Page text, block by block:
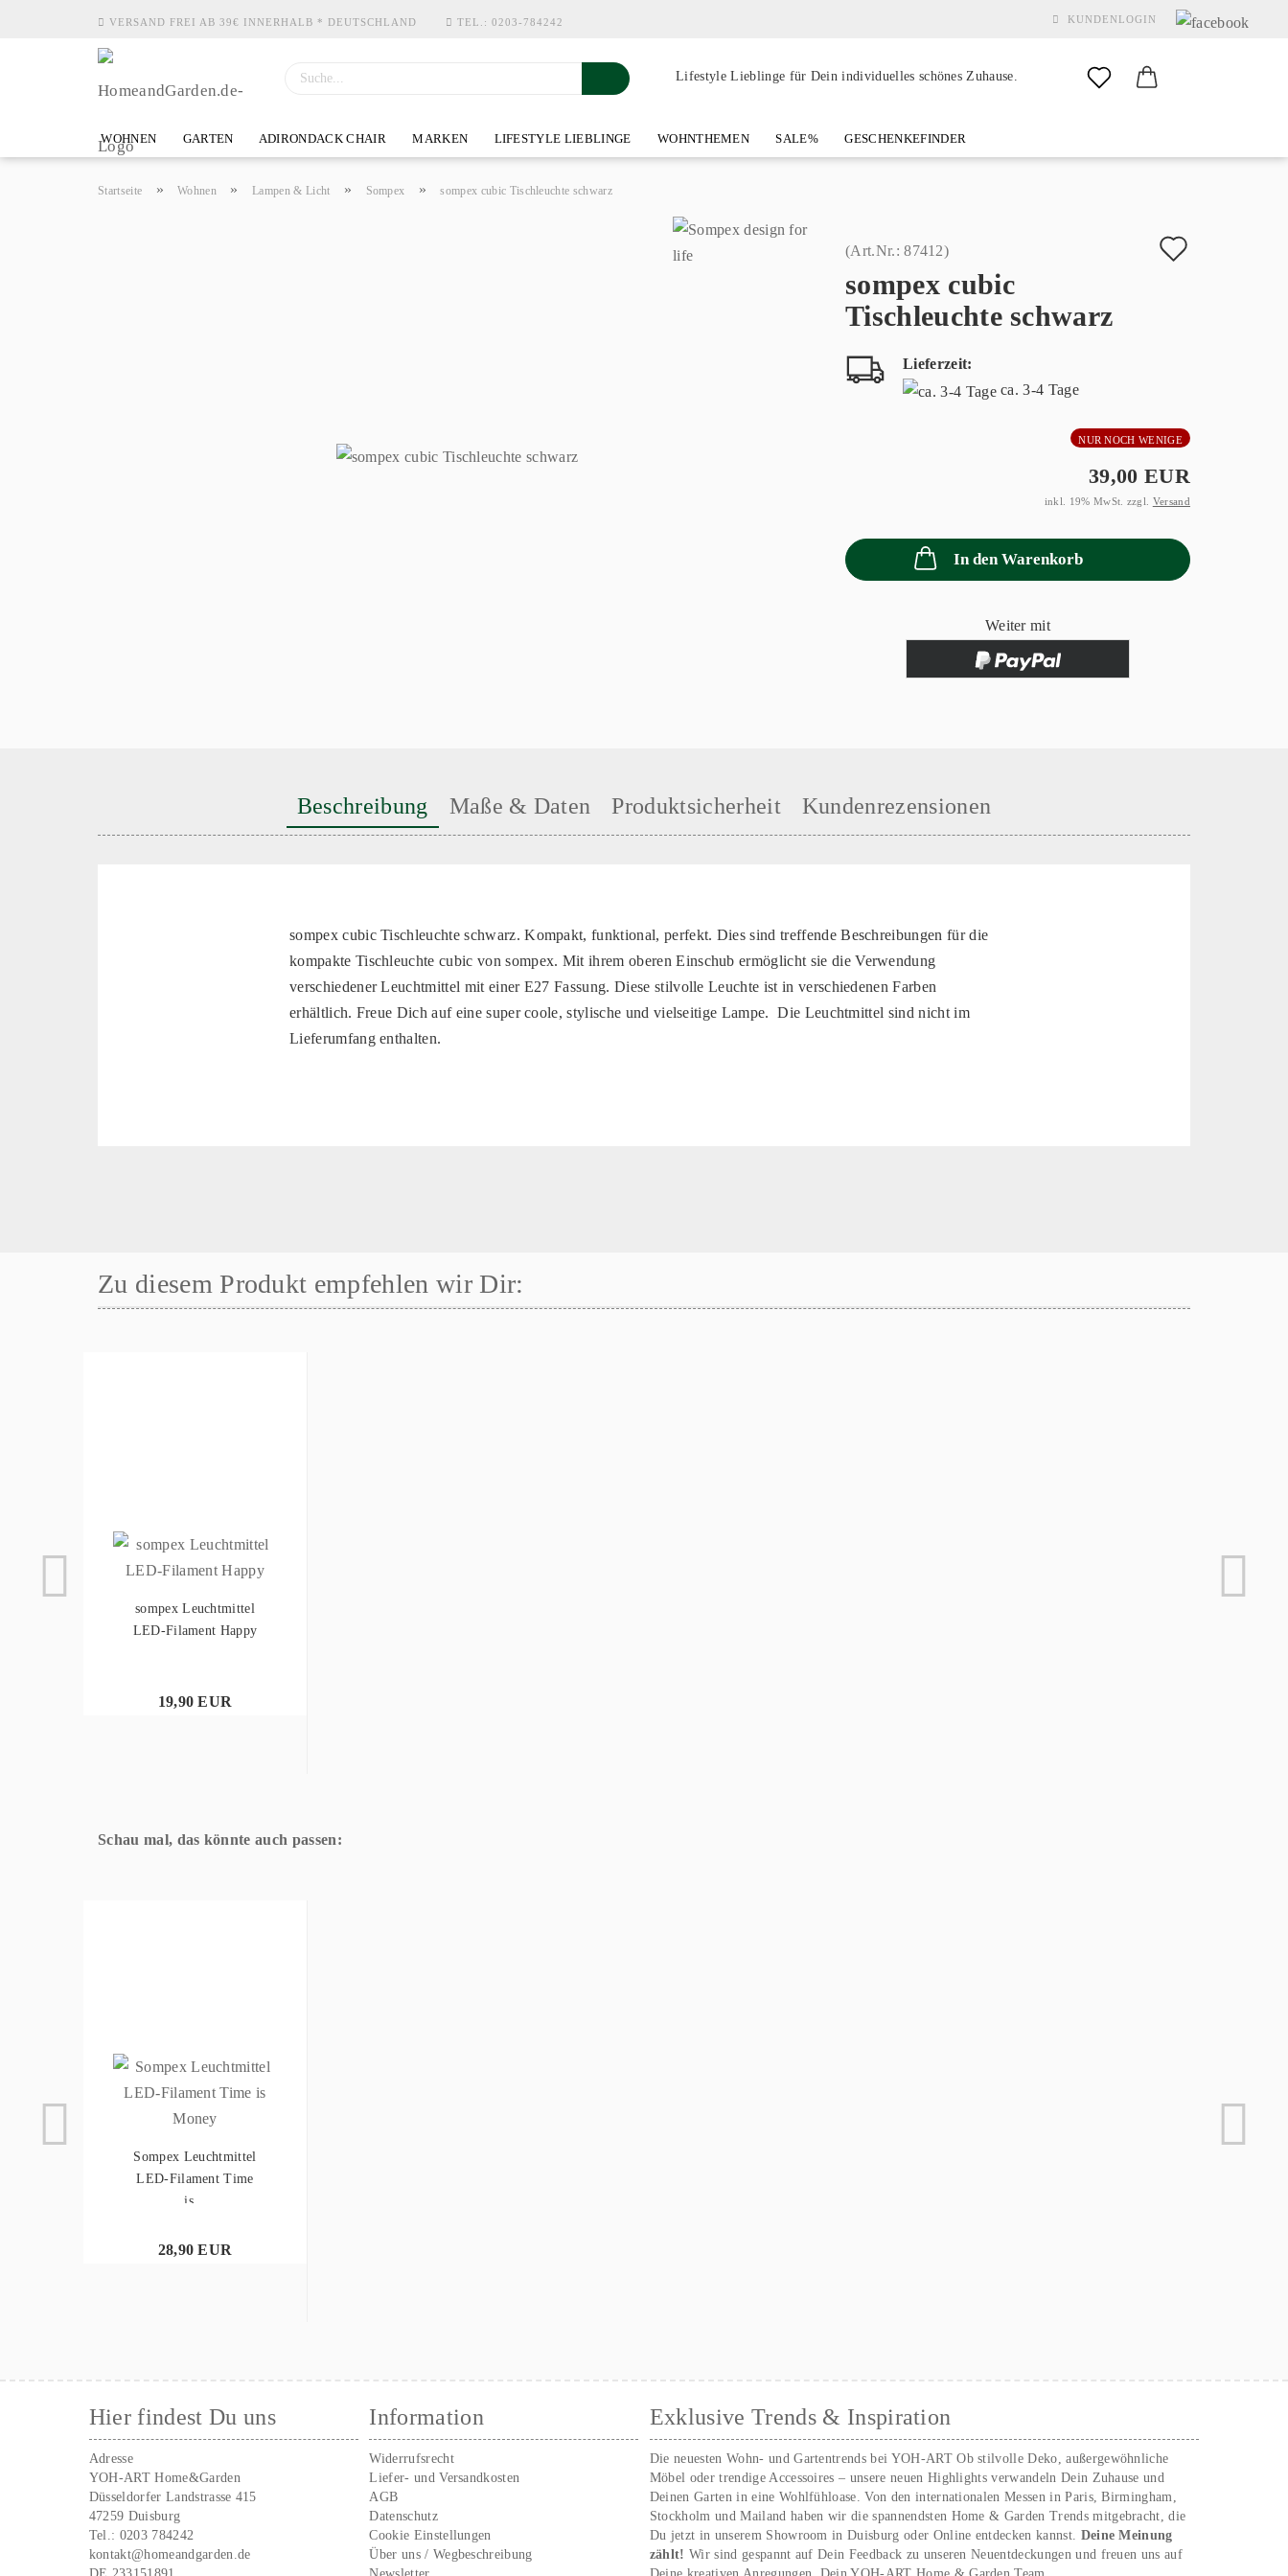
KUNDENLOGIN
Konto erstellen
VERSAND FREI AB 39€ INNERHALB * DEUTSCHLAND TEL.: 0203-784242
Lifestyle Lieblinge für Dein individuelles schönes Zuhause.
WOHNEN GARTEN ADIRONDACK CHAIR MARKEN LIFESTYLE LIEBLINGE WOHNTHEMEN SALE% GESCHENKEFINDER
Startseite » Wohnen » Lampen & Licht » Sompex » sompex cubic Tischleuchte schwarz
(Art.Nr.:87412)
sompex cubic
Tischleuchte schwarz
Lieferzeit:
ca. 3-4 Tage
NUR NOCH WENIGE
39,00 EUR
inkl. 19% MwSt. zzgl. Versand
In den Warenkorb
Weiter mit
Beschreibung Maße & Daten Produktsicherheit Kundenrezensionen
sompex cubic Tischleuchte schwarz. Kompakt, funktional, perfekt. Dies sind treffende Beschreibungen für die
kompakte Tischleuchte cubic von sompex. Mit ihrem oberen Einschub ermöglicht sie die Verwendung
verschiedener Leuchtmittel mit einer E27 Fassung. Diese stilvolle Leuchte ist in verschiedenen Farben
erhältlich. Freue Dich auf eine super coole, stylische und vielseitige Lampe. Die Leuchtmittel sind nicht im
Lieferumfang enthalten.
Zu diesem Produkt empfehlen wir Dir:
sompex Leuchtmittel
LED-Filament Happy
19,90 EUR
Schau mal, das könnte auch passen:
Sompex Leuchtmittel
LED-Filament Time
is...
28,90 EUR
Hier findest Du uns
Adresse
YOH-ART Home&Garden
Düsseldorfer Landstrasse 415
47259 Duisburg
Tel.: 0203 784242
kontakt@homeandgarden.de
Information
Widerrufsrecht
Liefer- und Versandkosten
AGB
Datenschutz
Cookie Einstellungen
Über uns / Wegbeschreibung
Exklusive Trends & Inspiration
Die neuesten Wohn- und Gartentrends bei YOH‑ART Ob stilvolle Deko, außergewöhnliche
Möbel oder trendige Accessoires – unsere neuen Highlights verwandeln Dein Zuhause und
Deinen Garten in eine Wohlfühloase. Von den internationalen Messen in Paris, Birmingham,
Stockholm und Mailand haben wir die spannendsten Home & Garden Trends mitgebracht, die
Du jetzt in unserem Showroom in Duisburg oder Online entdecken kannst. Deine Meinung
zählt!Wir sind gespannt auf Dein Feedback zu unseren Neuentdeckungen und freuen uns auf